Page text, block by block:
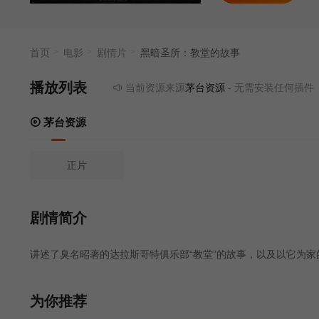
首页 电影 剧情片 黑暗圣所：教堂的故事
播放列表 当前资源来源 茅台资源- 无需安装任何插件
茅台资源
正片
剧情简介
讲述了臭名昭著的达拉斯哥特俱乐部“教堂”的故事，以及以它为家
为你推荐